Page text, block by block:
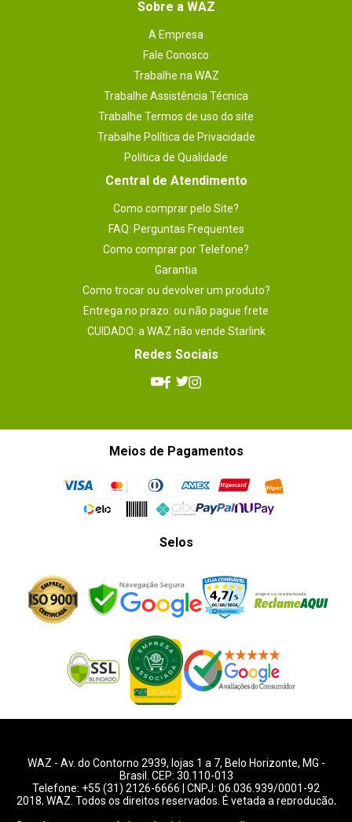
Sobre a WAZ
A Empresa
Fale Conosco
Trabalhe na WAZ
Trabalhe Assistência Técnica
Trabalhe Termos de uso do site
Trabalhe Política de Privacidade
Política de Qualidade
Central de Atendimento
Como comprar pelo Site?
FAQ: Perguntas Frequentes
Como comprar por Telefone?
Garantia
Como trocar ou devolver um produto?
Entrega no prazo: ou não pague frete
CUIDADO: a WAZ não vende Starlink
Redes Sociais
Meios de Pagamentos
Selos
WAZ - Av. do Contorno 2939, lojas 1 a 7, Belo Horizonte, MG -
Brasil. CEP: 30.110-013
Telefone: +55 (31) 2126-6666 | CNPJ: 06.036.939/0001-92
2018, WAZ. Todos os direitos reservados. É vetada a reprodução,